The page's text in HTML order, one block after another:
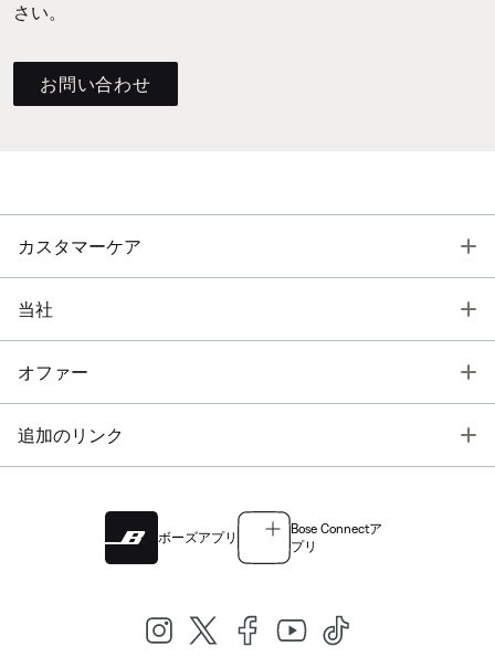
さい。
お問い合わせ
カスタマーケア
当社
オファー
追加のリンク
ボーズアプリ
Bose Connectア
プリ